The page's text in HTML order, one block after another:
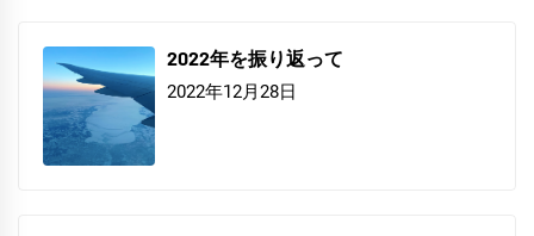
2022年を振り返って
2022年12月28日